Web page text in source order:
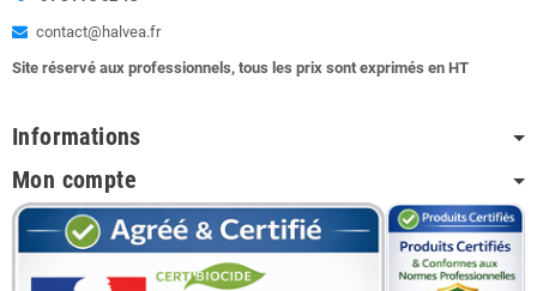
contact@halvea.fr
Site réservé aux professionnels, tous les prix sont exprimés en HT
Informations
Mon compte